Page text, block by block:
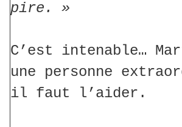
pire. »
C’est intenable…
une personne
il faut l’aider.